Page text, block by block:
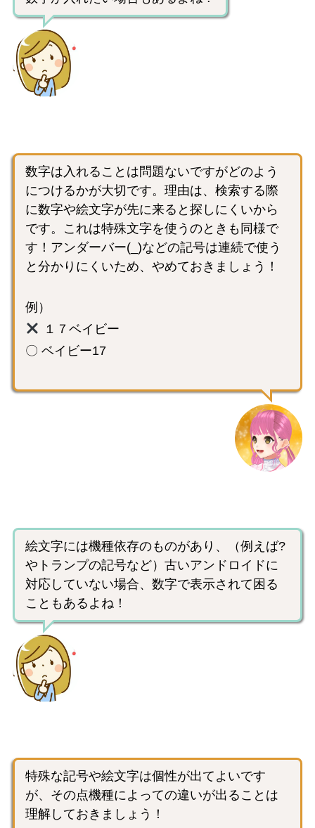
数字は入れることは問題ないですがどのよう
につけるかが大切です。理由は、検索する際
に数字や絵文字が先に来ると探しにくいから
です。これは特殊文字を使うのときも同様で
す！アンダーバー(_)などの記号は連続で使う
と分かりにくいため、やめておきましょう！
例）
１７ベイビー
〇 ベイビー17
絵文字には機種依存のものがあり、（例えば?
やトランプの記号など）古いアンドロイドに
対応していない場合、数字で表示されて困る
こともあるよね！
特殊な記号や絵文字は個性が出てよいです
が、その点機種によっての違いが出ることは
理解しておきましょう！